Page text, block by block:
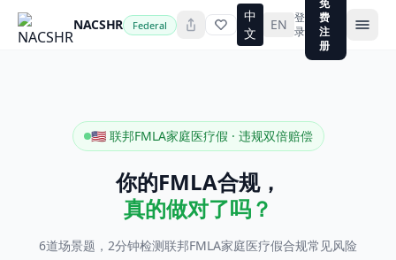
NACSHR Federal
中
文
EN 登
录
免
费
注
册
🇺🇸 联邦FMLA家庭医疗假 · 违规双倍赔偿
你的FMLA合规，
真的做对了吗？
6道场景题，2分钟检测联邦FMLA家庭医疗假合规常见风险